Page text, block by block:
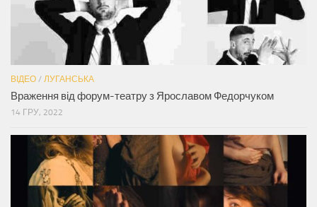
ВІДЕО / ЛУГАНСЬКА
Враження від форум-театру з Ярославом Федорчуком
14 ГРУ, 2022